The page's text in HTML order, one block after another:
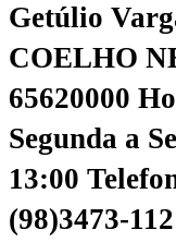
Getúlio
COELHO
65620000
Segunda a
13:00
(98)3473-